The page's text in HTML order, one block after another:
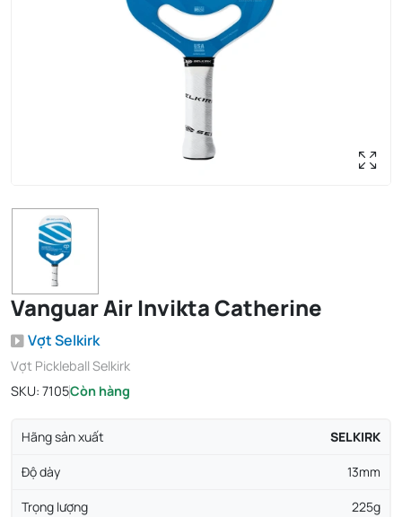
Vanguar Air Invikta Catherine
Vợt Selkirk
Vợt Pickleball Selkirk
SKU: 7105Còn hàng
Hãng sản xuất SELKIRK
Độ dày 13mm
Trọng lượng 225g